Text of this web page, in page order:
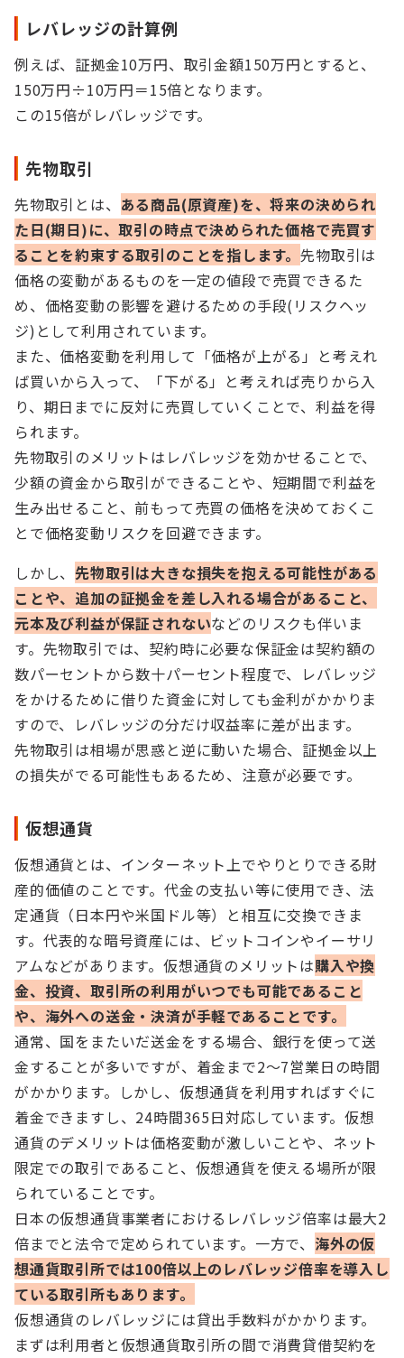
レバレッジの計算例
例えば、証拠金10万円、取引金額150万円とすると、
150万円÷10万円＝15倍となります。
この15倍がレバレッジです。
先物取引
先物取引とは、 ある商品(原資産)を、将来の決められ
た日(期日)に、取引の時点で決められた価格で売買す
ることを約束する取引のことを指します。先物取引は
価格の変動があるものを一定の値段で売買できるた
め、価格変動の影響を避けるための手段(リスクヘッ
ジ)として利用されています。
また、価格変動を利用して「価格が上がる」と考えれ
ば買いから入って、「下がる」と考えれば売りから入
り、期日までに反対に売買していくことで、利益を得
られます。
先物取引のメリットはレバレッジを効かせることで、
少額の資金から取引ができることや、短期間で利益を
生み出せること、前もって売買の価格を決めておくこ
とで価格変動リスクを回避できます。
しかし、 先物取引は大きな損失を抱える可能性がある
ことや、 追加の証拠金を差し入れる場合があること、
元本及び利益が保証されないなどのリスクも伴いま
す。先物取引では、契約時に必要な保証金は契約額の
数パーセントから数十パーセント程度で、レバレッジ
をかけるために借りた資金に対しても金利がかかりま
すので、レバレッジの分だけ収益率に差が出ます。
先物取引は相場が思惑と逆に動いた場合、証拠金以上
の損失がでる可能性もあるため、注意が必要です。
仮想通貨
仮想通貨とは、インターネット上でやりとりできる財
産的価値のことです。代金の支払い等に使用でき、法
定通貨（日本円や米国ドル等）と相互に交換できま
す。代表的な暗号資産には、ビットコインやイーサリ
アムなどがあります。仮想通貨のメリットは購入や換
金、投資、取引所の利用がいつでも可能であること
や、海外への送金・決済が手軽であることです。
通常、国をまたいだ送金をする場合、銀行を使って送
金することが多いですが、着金まで2〜7営業日の時間
がかかります。しかし、仮想通貨を利用すればすぐに
着金できますし、24時間365日対応しています。仮想
通貨のデメリットは価格変動が激しいことや、ネット
限定での取引であること、仮想通貨を使える場所が限
られていることです。
日本の仮想通貨事業者におけるレバレッジ倍率は最大2
倍までと法令で定められています。一方で、 海外の仮
想通貨取引所では100倍以上のレバレッジ倍率を導入し
ている取引所もあります。
仮想通貨のレバレッジには貸出手数料がかかります。
まずは利用者と仮想通貨取引所の間で消費貸借契約を